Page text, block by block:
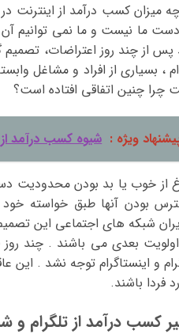
میزان کسب درآمد از
از چند روز اعتراضات، تصمیم
، بسیاری از افراد و مشاغل
چرا چنین اتفاقی افتاده است؟
ویژه : شیوه کسب درآمد از
از خوب یا بد بودن محدودیت
بودن آنها طبق خواسته
شبکه های اجتماعی این
بعدی می باشند . چند روز
و اینستاگرام توجه نشد .
فردا باشند.
کسب درآمد از تلگرام و